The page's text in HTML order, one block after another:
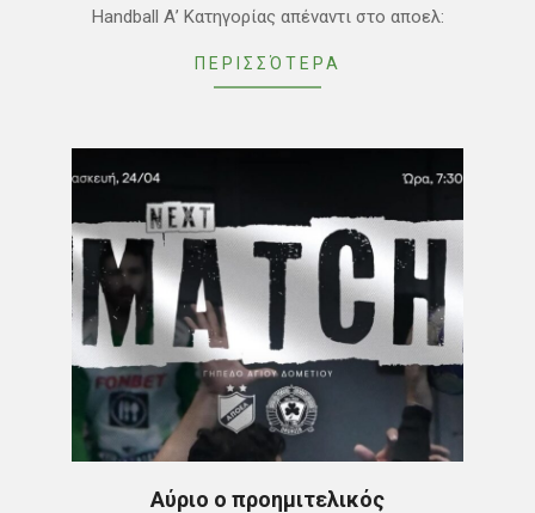
Handball Α’ Κατηγορίας απέναντι στο αποελ:
ΠΕΡΙΣΣΌΤΕΡΑ
Αύριο ο προημιτελικός